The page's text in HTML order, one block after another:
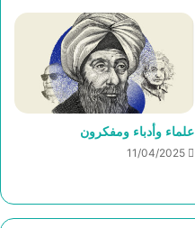
علماء وأدباء ومفكرون
11/04/2025